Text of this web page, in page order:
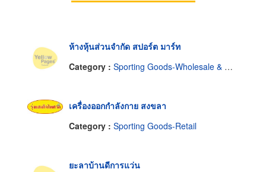
ห้างหุ้นส่วนจำกัด สปอร์ต มาร์ท
Category : Sporting Goods-Wholesale & Manufacturers
เครื่องออกกำลังกาย สงขลา
Category : Sporting Goods-Retail
ยะลาบ้านดีการแว่น